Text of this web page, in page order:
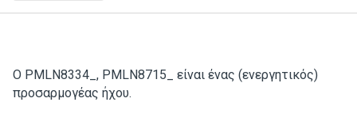
Ο PMLN8334_, PMLN8715_ είναι ένας (ενεργητικός)
προσαρμογέας ήχου.